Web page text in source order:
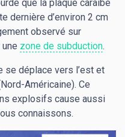
que la plaque caraibe
dernière d’environ 2 cm
observé sur
zone de subduction.
se déplace vers l’est et
Américaine). Ce
explosifs cause aussi
connaissons.